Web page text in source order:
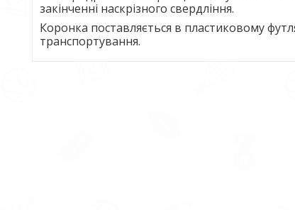
закінченні наскрізного свердління.
Коронка поставляється в пластиковому
транспортування.